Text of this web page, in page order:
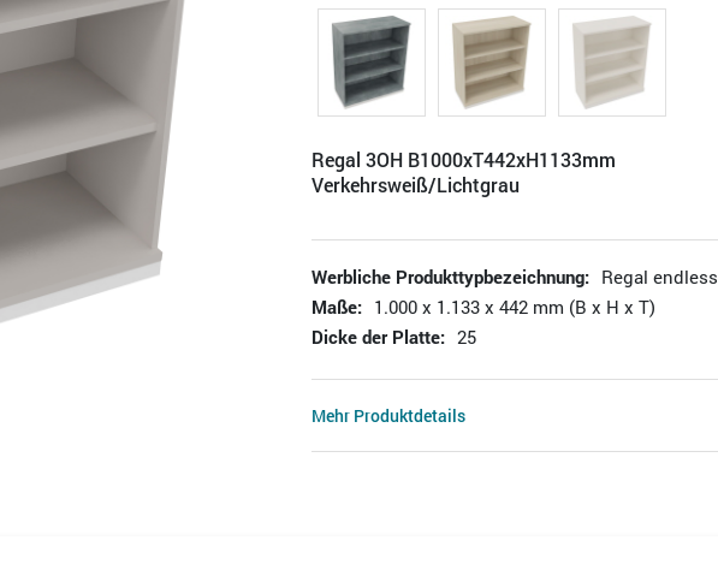
Regal 3OH B1000xT442xH1133mm
Verkehrsweiß/Lichtgrau
Werbliche Produkttypbezeichnung: Regal endless
Maße: 1.000 x 1.133 x 442 mm (B x H x T)
Dicke der Platte: 25
Mehr Produktdetails